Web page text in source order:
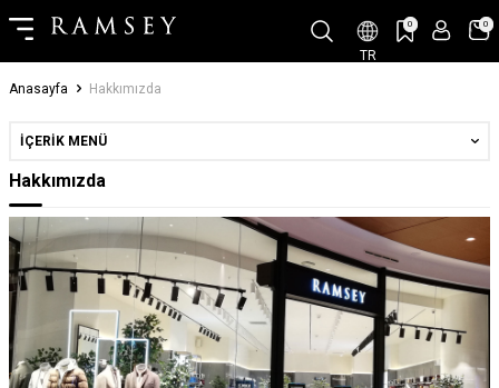
TR
0 0
Anasayfa Hakkımızda
İÇERIK MENÜ
Hakkımızda